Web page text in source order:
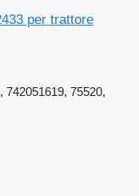
per trattore
742051619, 75520,